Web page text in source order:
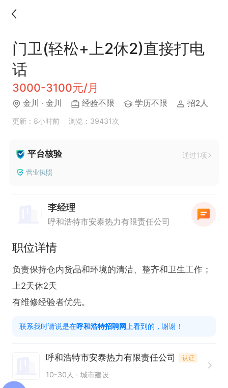
门卫(轻松+上2休2)直接打电
话
3000-3100元/月
金川 · 金川 经验不限 学历不限 招2人
更新：8小时前 浏览：39431次
平台核验 通过1项
营业执照
李经理
呼和浩特市安泰热力有限责任公司
职位详情
负责保持仓内货品和环境的清洁、整齐和卫生工作；
上2天休2天
有维修经验者优先。
联系我时请说是在呼和浩特招聘网 上看到的，谢谢！
呼和浩特市安泰热力有限责任公司 认证
10-30人 城市建设